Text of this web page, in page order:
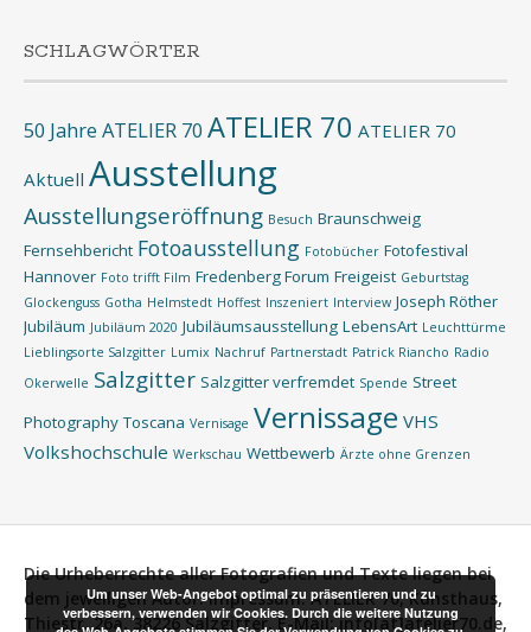
SCHLAGWÖRTER
50 Jahre ATELIER 70 ATELIER 70 ATELIER 70
Aktuell Ausstellung
Ausstellungseröffnung Besuch Braunschweig
Fernsehbericht Fotoausstellung Fotobücher Fotofestival
Hannover Foto trifft Film Fredenberg Forum Freigeist Geburtstag
Glockenguss Gotha Helmstedt Hoffest Inszeniert Interview Joseph Röther
Jubiläum Jubiläum 2020 Jubiläumsausstellung LebensArt Leuchttürme
Lieblingsorte Salzgitter Lumix Nachruf Partnerstadt Patrick Riancho Radio
Okerwelle Salzgitter Salzgitter verfremdet Spende Street
Photography Toscana Vernisage Vernissage VHS
Volkshochschule Werkschau Wettbewerb Ärzte ohne Grenzen
Die Urheberrechte aller Fotografien und Texte liegen bei
dem jeweiligen Autor.Impressum: ATELIER 70, Kunsthaus,
Thiestr. 26a, 38226 Salzgitter, E-Mail: info[at]atelier70.de,
Um unser Web-Angebot optimal zu präsentieren und zu
verbessern, verwenden wir Cookies. Durch die weitere Nutzung